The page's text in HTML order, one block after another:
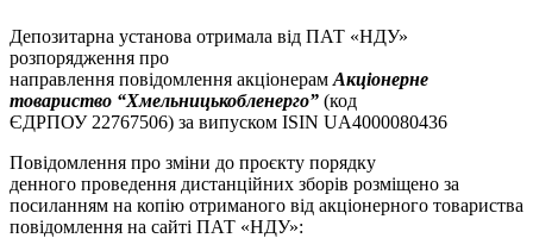
Депозитарна установа отримала від ПАТ «НДУ»
розпорядження про
направлення повідомлення акціонерам Акціонерне
товариство “Хмельницькобленерго” (код
ЄДРПОУ 22767506) за випуском ISIN UA4000080436
Повідомлення про зміни до проєкту порядку
денного проведення дистанційних зборів розміщено за
посиланням на копію отриманого від акціонерного товариства
повідомлення на сайті ПАТ «НДУ»: